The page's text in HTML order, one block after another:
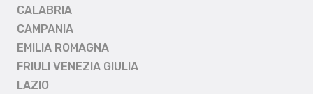
CALABRIA
CAMPANIA
EMILIA ROMAGNA
FRIULI VENEZIA GIULIA
LAZIO